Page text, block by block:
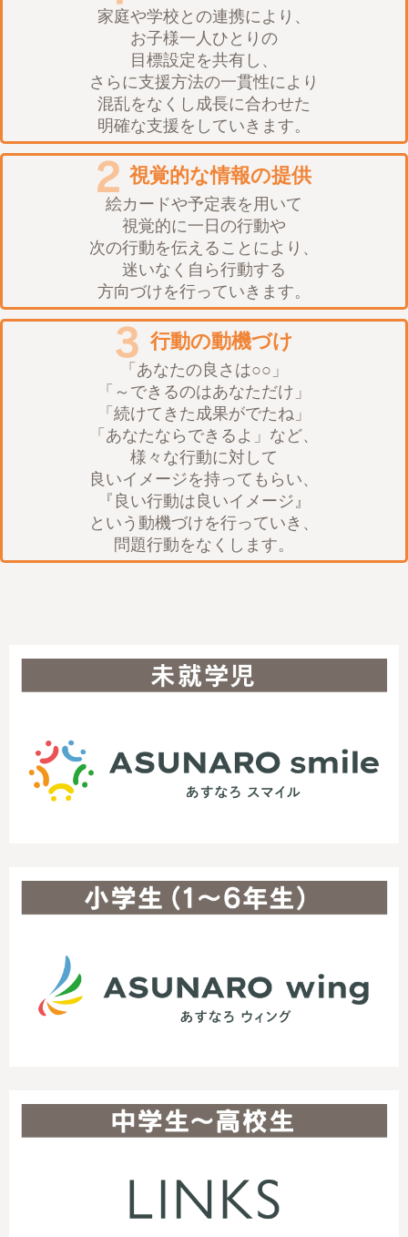
家庭や学校との連携により、
お子様一人ひとりの
目標設定を共有し、
さらに支援方法の一貫性により
混乱をなくし成長に合わせた
明確な支援をしていきます。
視覚的な情報の提供
絵カードや予定表を用いて
視覚的に一日の行動や
次の行動を伝えることにより、
迷いなく自ら行動する
方向づけを行っていきます。
行動の動機づけ
「あなたの良さは○○」
「～できるのはあなただけ」
「続けてきた成果がでたね」
「あなたならできるよ」など、
様々な行動に対して
良いイメージを持ってもらい、
『良い行動は良いイメージ』
という動機づけを行っていき、
問題行動をなくします。